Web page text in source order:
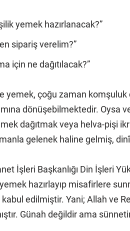
yemek hazırlanacak?”
sipariş verelim?”
için ne dağıtılacak?”
yemek, çoğu zaman komşuluk
dönüşebilmektedir. Oysa
dağıtmak veya helva-pişi
gelenek haline gelmiş,
İşleri Başkanlığı Din İşleri
hazırlayıp misafirlere
kabul edilmiştir. Yani; Allah ve
Günah değildir ama